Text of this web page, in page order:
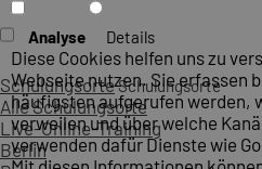
SchulungsorteSchulungsorte
Alle Schulungsorte
Live-Online-Training
Berlin
Analyse Details
Diese Cookies helfen uns zu
Webseite nutzen. Sie erfassen
häufigsten aufgerufen werden,
verweilen und über welche
verwenden dafür Dienste wie